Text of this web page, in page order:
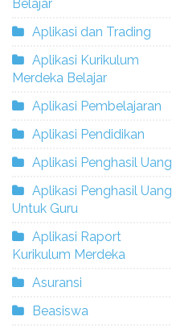
Belajar
Aplikasi dan Trading
Aplikasi Kurikulum
Merdeka Belajar
Aplikasi Pembelajaran
Aplikasi Pendidikan
Aplikasi Penghasil Uang
Aplikasi Penghasil Uang
Untuk Guru
Aplikasi Raport
Kurikulum Merdeka
Asuransi
Beasiswa